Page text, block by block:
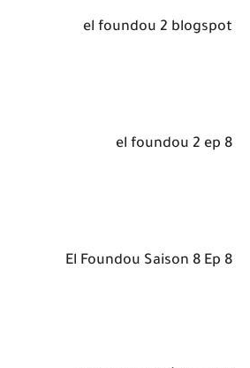
el foundou 2 blogspot
el foundou 2 ep 8
El Foundou Saison 8 Ep 8